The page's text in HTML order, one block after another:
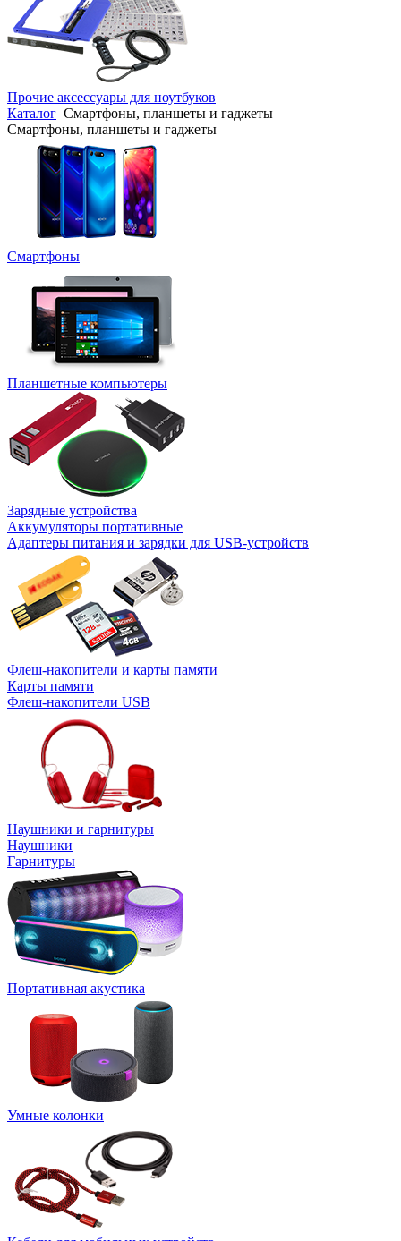
Прочие аксессуары для ноутбуков
Каталог Смартфоны, планшеты и гаджеты
Смартфоны, планшеты и гаджеты
Смартфоны
Планшетные компьютеры
Зарядные устройства
Аккумуляторы портативные
Адаптеры питания и зарядки для USB-устройств
Флеш-накопители и карты памяти
Карты памяти
Флеш-накопители USB
Наушники и гарнитуры
Наушники
Гарнитуры
Портативная акустика
Умные колонки